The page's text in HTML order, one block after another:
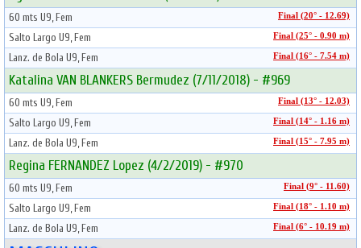
60 mts U9, Fem Final (20° - 12.69)
Salto Largo U9, Fem Final (25° - 0.90 m)
Lanz. de Bola U9, Fem Final (16° - 7.54 m)
Katalina VAN BLANKERS Bermudez (7/11/2018) - #969
60 mts U9, Fem Final (13° - 12.03)
Salto Largo U9, Fem Final (14° - 1.16 m)
Lanz. de Bola U9, Fem Final (15° - 7.95 m)
Regina FERNANDEZ Lopez (4/2/2019) - #970
60 mts U9, Fem Final (9° - 11.60)
Salto Largo U9, Fem Final (18° - 1.10 m)
Lanz. de Bola U9, Fem Final (6° - 10.19 m)